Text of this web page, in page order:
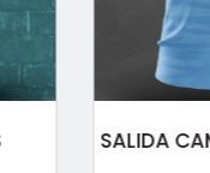
SALIDA